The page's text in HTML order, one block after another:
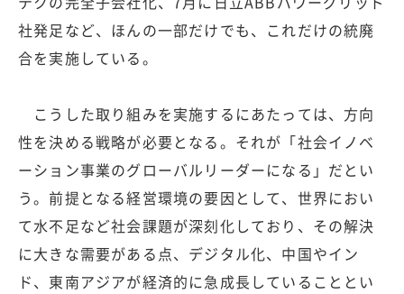
社発足など、ほんの一部だけでも、これだけの統廃
合を実施している。
こうした取り組みを実施するにあたっては、方向
性を決める戦略が必要となる。それが「社会イノベ
ーション事業のグローバルリーダーになる」だとい
う。前提となる経営環境の要因として、世界におい
て水不足など社会課題が深刻化しており、その解決
に大きな需要がある点、デジタル化、中国やイン
ド、東南アジアが経済的に急成長していることとい